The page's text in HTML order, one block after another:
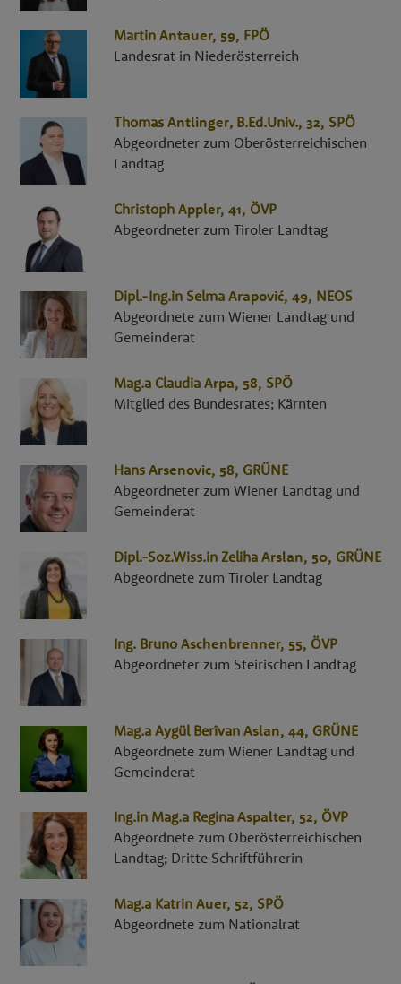
Martin Antauer, 59, FPÖ
Landesrat in Niederösterreich
Thomas Antlinger, B.Ed.Univ., 32, SPÖ
Abgeordneter zum Oberösterreichischen
Landtag
Christoph Appler, 41, ÖVP
Abgeordneter zum Tiroler Landtag
Dipl.-Ing.in Selma Arapović, 49, NEOS
Abgeordnete zum Wiener Landtag und
Gemeinderat
Mag.a Claudia Arpa, 58, SPÖ
Mitglied des Bundesrates; Kärnten
Hans Arsenovic, 58, GRÜNE
Abgeordneter zum Wiener Landtag und
Gemeinderat
Dipl.-Soz.Wiss.in Zeliha Arslan, 50, GRÜNE
Abgeordnete zum Tiroler Landtag
Ing. Bruno Aschenbrenner, 55, ÖVP
Abgeordneter zum Steirischen Landtag
Mag.a Aygül Berîvan Aslan, 44, GRÜNE
Abgeordnete zum Wiener Landtag und
Gemeinderat
Ing.in Mag.a Regina Aspalter, 52, ÖVP
Abgeordnete zum Oberösterreichischen
Landtag; Dritte Schriftführerin
Mag.a Katrin Auer, 52, SPÖ
Abgeordnete zum Nationalrat